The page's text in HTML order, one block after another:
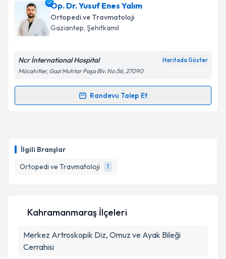
İlgili Branşlar
Ortopedi ve Travmatoloji
1
Op. Dr. Yusuf Enes Yalım
Ortopedi ve Travmatoloji
Gaziantep, Şehitkamil
Ncr İnternational Hospital Haritada Göster
Mücahitler, Gazi Muhtar Paşa Blv. No:56, 27090
Randevu Talep Et
Randevu Takvimi Talebi
takvim hazırlandığında e-posta ile bilgilendireceğiz.
Metni'ni okudum ve kişisel verilerimin belirtilen
kapsamda işlenmesini kabul ediyorum.
Kahramanmaraş İlçeleri
Merkez Artroskopik Diz, Omuz ve Ayak Bileği
Cerrahisi